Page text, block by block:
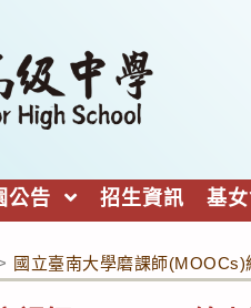
公告 招生資訊 基
國立臺南大學磨課師(MOOCs)